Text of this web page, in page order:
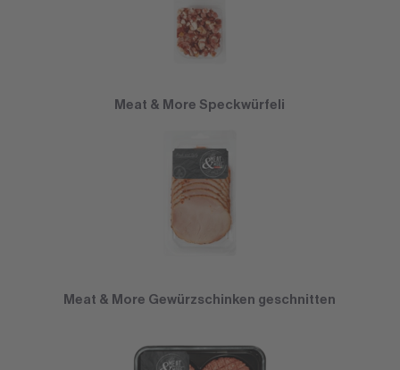
Meat & More Speckwürfeli
Meat & More Gewürzschinken geschnitten